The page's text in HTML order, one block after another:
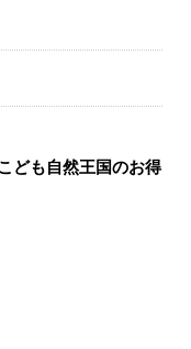
ども自然王国のお得